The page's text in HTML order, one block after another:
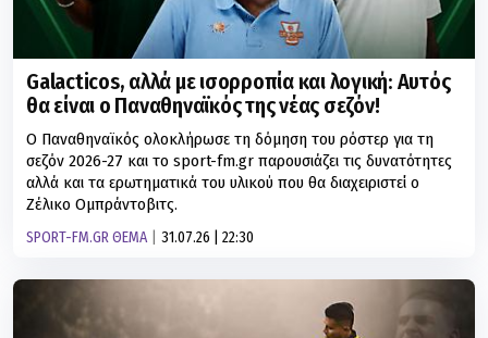
Galacticos, αλλά με ισορροπία και λογική: Αυτός
θα είναι ο Παναθηναϊκός της νέας σεζόν!
Ο Παναθηναϊκός ολοκλήρωσε τη δόμηση του ρόστερ για τη
σεζόν 2026-27 και το sport-fm.gr παρουσιάζει τις δυνατότητες
αλλά και τα ερωτηματικά του υλικού που θα διαχειριστεί ο
Ζέλικο Ομπράντοβιτς.
SPORT-FM.GR ΘΕΜΑ 31.07.26 | 22:30